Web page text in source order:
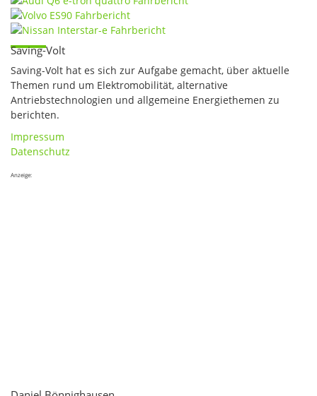
Saving-Volt
Saving-Volt hat es sich zur Aufgabe gemacht, über aktuelle
Themen rund um Elektromobilität, alternative
Antriebstechnologien und allgemeine Energiethemen zu
berichten.
Impressum
Datenschutz
Anzeige: